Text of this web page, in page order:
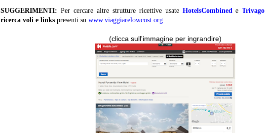
SUGGERIMENTI: Per cercare altre strutture ricettive usate HotelsCombinedeTrivago
ricerca voli e links presenti su www.viaggiarelowcost.org.
(clicca sull'immagine per ingrandire)